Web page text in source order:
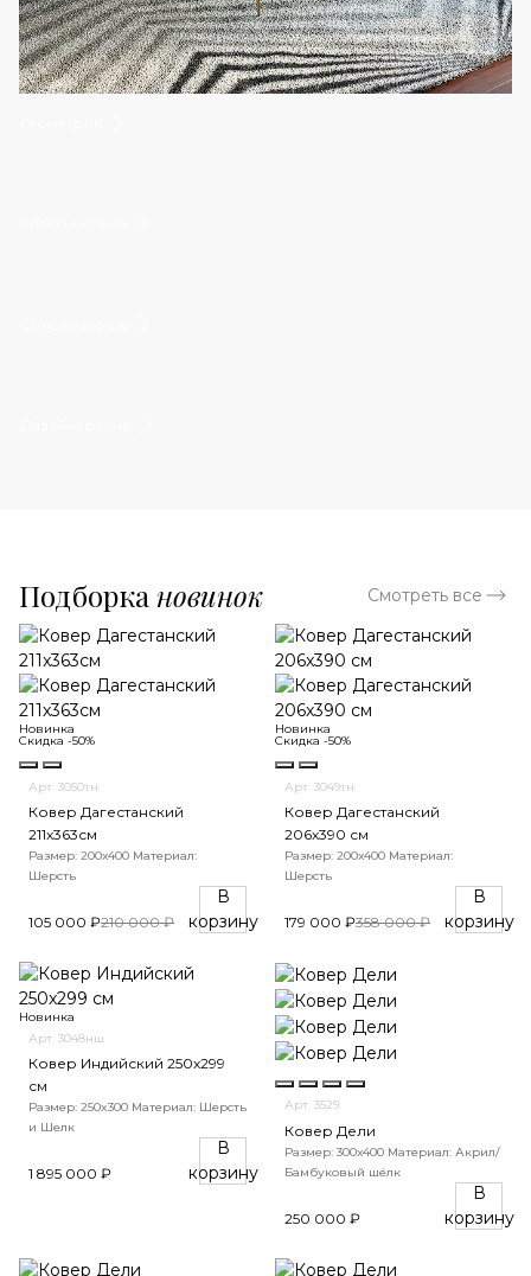
Подборка новинок Смотреть все
Новинка
Скидка -50%
Арт. 3050тн
Ковер Дагестанский
211x363см
Размер: 200х400 Материал:
Шерсть
105 000 ₽210 000 ₽
В
корзину
Новинка
Скидка -50%
Арт. 3049тн
Ковер Дагестанский
206x390 см
Размер: 200х400 Материал:
Шерсть
179 000 ₽358 000 ₽
В
корзину
Новинка
Арт. 3048нш
Ковер Индийский 250x299
см
Размер: 250x300 Материал: Шерсть
и Шелк
1 895 000 ₽
В
корзину
Арт. 3529
Ковер Дели
Размер: 300х400 Материал: Акрил/
Бамбуковый шёлк
250 000 ₽
В
корзину